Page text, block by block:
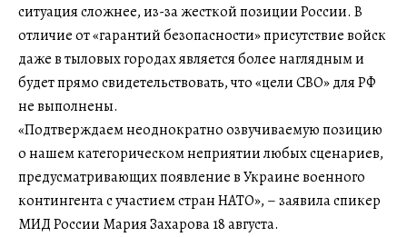
ситуация сложнее, из-за жесткой позиции России. В
отличие от «гарантий безопасности» присутствие войск
даже в тыловых городах является более наглядным и
будет прямо свидетельствовать, что «цели СВО» для РФ
не выполнены.
«Подтверждаем неоднократно озвучиваемую позицию
о нашем категорическом неприятии любых сценариев,
предусматривающих появление в Украине военного
контингента с участием стран НАТО», – заявила спикер
МИД России Мария Захарова 18 августа.